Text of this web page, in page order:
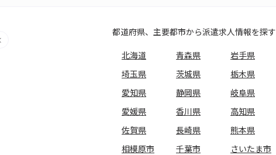
都道府県、主要都市から派遣求人情報を探す
北海道
青森県 岩手県
埼玉県
茨城県 栃木県
愛知県
静岡県 岐阜県
愛媛県
香川県 高知県
佐賀県
長崎県 熊本県
相模原市
千葉市 さいたま市